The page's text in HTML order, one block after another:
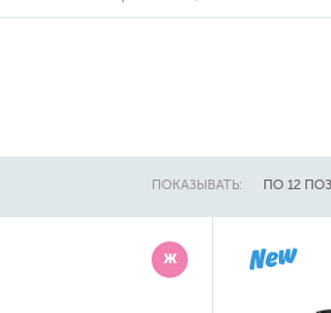
ПОКАЗЫВАТЬ: ПО 12
Ж